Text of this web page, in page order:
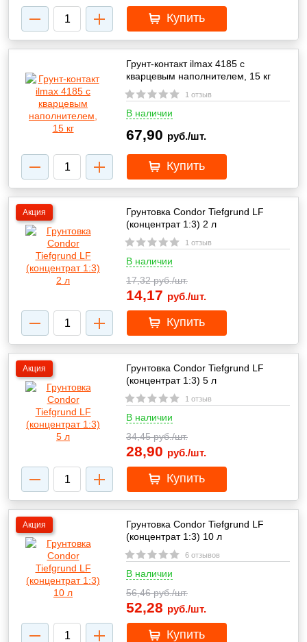
Купить
Грунт-контакт ilmax 4185 с
кварцевым наполнителем, 15 кг
1 отзыв
В наличии
67,90 руб./шт.
Купить
Акция
Грунтовка Condor Tiefgrund LF
(концентрат 1:3) 2 л
1 отзыв
В наличии
17,32руб./шт.
14,17 руб./шт.
Купить
Акция
Грунтовка Condor Tiefgrund LF
(концентрат 1:3) 5 л
1 отзыв
В наличии
34,45руб./шт.
28,90 руб./шт.
Купить
Акция
Грунтовка Condor Tiefgrund LF
(концентрат 1:3) 10 л
6 отзывов
В наличии
56,46руб./шт.
52,28 руб./шт.
Купить